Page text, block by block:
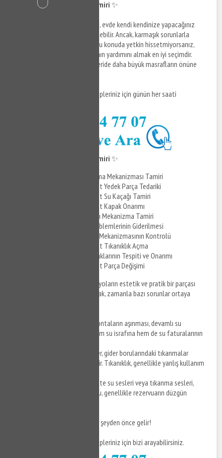
Eminönü Gömme Klozet Tamiri ✨
Eminönü gömme klozet tamiri, evde kendi kendinize yapacağınız
tamir işlemleri ile gerçekleştirilebilir. Ancak, karmaşık sorunlarla
karşılaşırsanız veya kendinize bu konuda yetkin hissetmiyorsanız,
profesyonel bir sıhhi tesisatçının yardımını almak en iyi seçimdir.
Unutmayın, erken müdahale, ileride daha büyük masrafların önüne
Daha fazla bilgi ve destek talepleriniz için günün her saati
Eminönü Gömme Klozet Tamiri ✨
Gömme Klozet Doldurma Mekanizması Tamiri
Eminönü Gömme Klozet Yedek Parça Tedariki
Eminönü Gömme Klozet Su Kaçağı Tamiri
Eminönü Gömme Klozet Kapak Onarımı
Gömme Klozet Basmalı Mekanizma Tamiri
Gömme Klozet Ses Problemlerinin Giderilmesi
Gömme Klozet Klozet Mekanizmasının Kontrolü
Eminönü Gömme Klozet Tıkanıklık Açma
Gömme Klozet Su Kaçaklarının Tespiti ve Onarımı
Eminönü Gömme Klozet Parça Değişimi
Gömme klozetler, modern banyoların estetik ve pratik bir parçası
olarak tercih edilmektedir. Ancak, zamanla bazı sorunlar ortaya
: Su tankındaki contaların aşınması, devamlı su
sızmasına neden olabilir. Bu hem su israfına hem de su faturalarının
: Gömme klozetler, gider borularındaki tıkanmalar
nedeniyle işlevselliğini yitirebilir. Tıkanıklık, genellikle yanlış kullanım
: Gömme klozette su sesleri veya tıkanma sesleri,
kullanıcıları rahatsız edebilir. Bu, genellikle rezervuarın düzgün
Unutmayın, sağlık ve hijyen her şeyden önce gelir!
Daha fazla bilgi ve destek talepleriniz için bizi arayabilirsiniz.